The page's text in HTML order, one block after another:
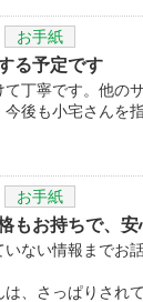
お手紙
る予定です
丁寧です。他の
後も小宅さんを
お手紙
もお持ちで、
ない情報までお
、さっぱりされ